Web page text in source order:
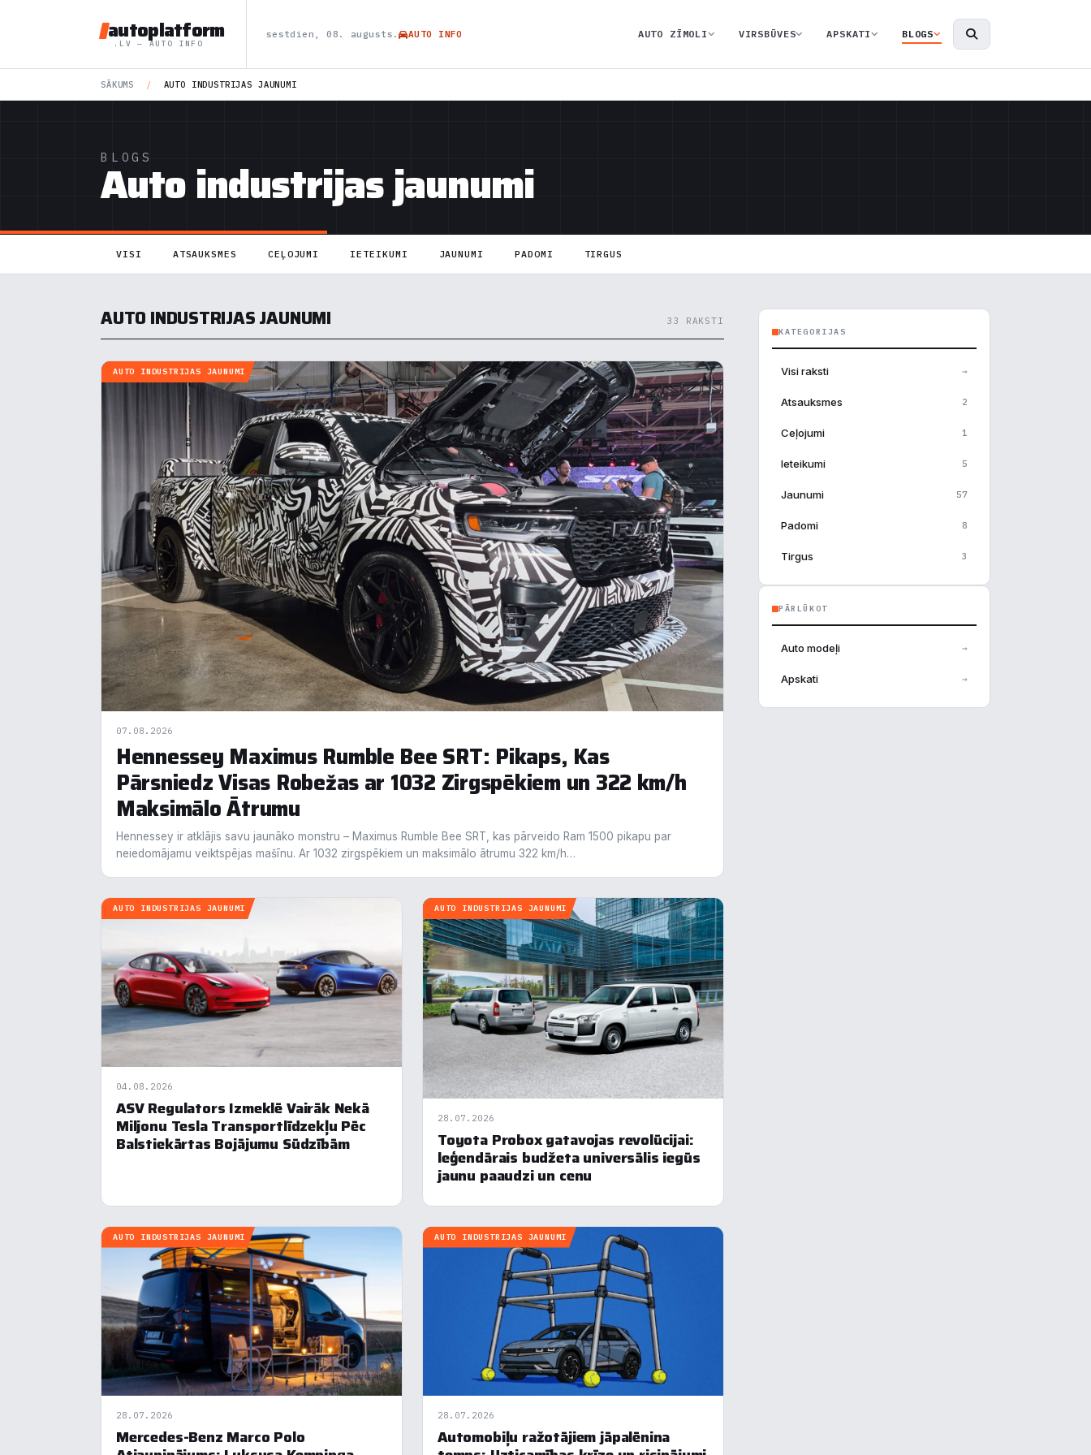
autoplatform
.LV — AUTO INFO
sestdien, 08. augusts. AUTO INFO AUTO ZĪMOLI VIRSBŪVES APSKATI BLOGS
SĀKUMS / AUTO INDUSTRIJAS JAUNUMI
BLOGS
Auto industrijas jaunumi
VISI ATSAUKSMES CEĻOJUMI IETEIKUMI JAUNUMI PADOMI TIRGUS
AUTO INDUSTRIJAS JAUNUMI 33 RAKSTI
AUTO INDUSTRIJAS JAUNUMI
07.08.2026
Hennessey Maximus Rumble Bee SRT: Pikaps, Kas
Pārsniedz Visas Robežas ar 1032 Zirgspēkiem un 322 km/h
Maksimālo Ātrumu
Hennessey ir atklājis savu jaunāko monstru – Maximus Rumble Bee SRT, kas pārveido Ram 1500 pikapu par
neiedomājamu veiktspējas mašīnu. Ar 1032 zirgspēkiem un maksimālo ātrumu 322 km/h…
AUTO INDUSTRIJAS JAUNUMI
04.08.2026
ASV Regulators Izmeklē Vairāk Nekā
Miljonu Tesla Transportlīdzekļu Pēc
Balstiekārtas Bojājumu Sūdzībām
AUTO INDUSTRIJAS JAUNUMI
28.07.2026
Toyota Probox gatavojas revolūcijai:
leģendārais budžeta universālis iegūs
jaunu paaudzi un cenu
AUTO INDUSTRIJAS JAUNUMI
28.07.2026
Mercedes-Benz Marco Polo
AUTO INDUSTRIJAS JAUNUMI
28.07.2026
Automobiļu ražotājiem jāpalēnina
KATEGORIJAS
Visi raksti →
Atsauksmes 2
Ceļojumi 1
Ieteikumi 5
Jaunumi 57
Padomi 8
Tirgus 3
PĀRLŪKOT
Auto modeļi →
Apskati →
Piekrišanas preferences